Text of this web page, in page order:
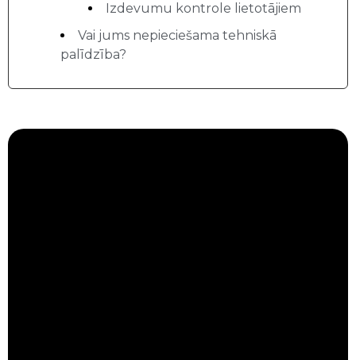
Izdevumu kontrole lietotājiem
Vai jums nepieciešama tehniskā
palīdzība?